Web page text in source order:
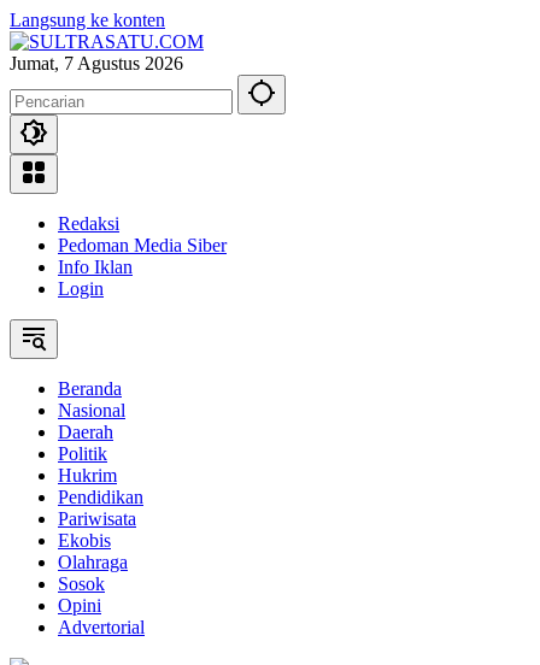
Langsung ke konten
Jumat, 7 Agustus 2026
Redaksi
Pedoman Media Siber
Info Iklan
Login
Beranda
Nasional
Daerah
Politik
Hukrim
Pendidikan
Pariwisata
Ekobis
Olahraga
Sosok
Opini
Advertorial